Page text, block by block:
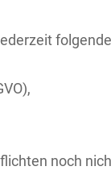
noch